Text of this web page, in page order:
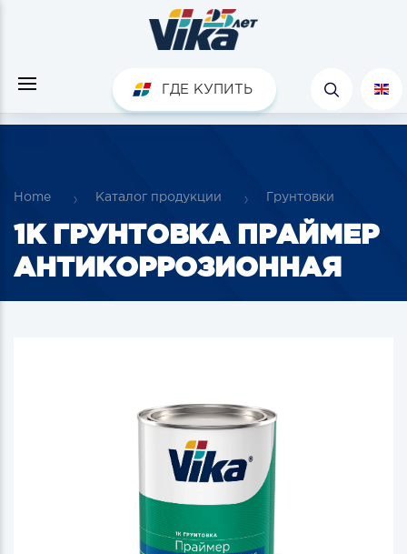
ГДЕ КУПИТЬ
Home Каталог продукции Грунтовки
1К ГРУНТОВКА ПРАЙМЕР
АНТИКОРРОЗИОННАЯ